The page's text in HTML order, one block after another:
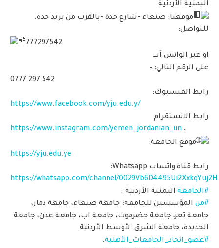
اليمنية الأردنية.
موقعنا: صنعاء -شارع حدة -بالقرب من بريد حدة.
للتواصل:
777297542
او عبر الواتس آب
على الرقم التالي: –
0777 297 542
رابط الفيسبوك:
https://www.facebook.com/yju.edu.y/
رابط الانستقرام:
https://www.instagram.com/yemen_jordanian_un…
موقع الجامعة:
https://yju.edu.ye
رابط قناة واتساب Whatsapp:
https://whatsapp.com/channel/0029Vb6D4495Ui2XxkqYuj2H
#الجامعة اليمنية الأردنية .
#من المؤسسين للجامعة: جامعة صنعاء، جامعة ذمار،
جامعة تعز، جامعة حضرموت، جامعة اب، جامعة عدن، جامعة
الحديدة، جامعة الشرق الأوسط الأردنية
#عضو_اتحاد_الجامعات_الأهلية.